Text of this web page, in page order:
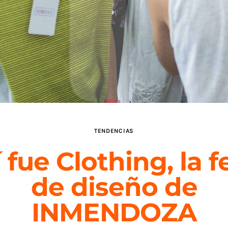
TENDENCIAS
fue Clothing, la
de diseño de
INMENDOZA